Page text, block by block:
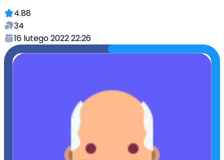
4.88
34
16 lutego 2022 22:26